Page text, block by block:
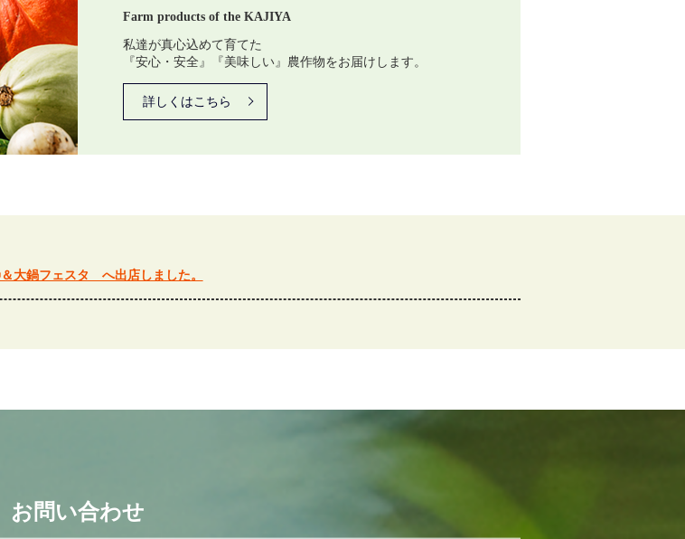
Farm products of the KAJIYA
私達が真心込めて育てた
『安心・安全』『美味しい』農作物をお届けします。
詳しくはこちら
大鍋フェスタ へ出店しました。
お問い合わせ